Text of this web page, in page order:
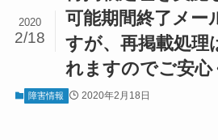
可能期間終了メー
すが、再掲載処理
れますのでご安心
2020
2/18
障害情報 2020年2月18日